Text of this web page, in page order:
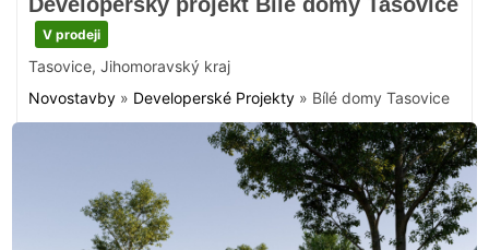
V prodeji
Tasovice, Jihomoravský kraj
Novostavby » Developerské Projekty » Bílé domy Tasovice